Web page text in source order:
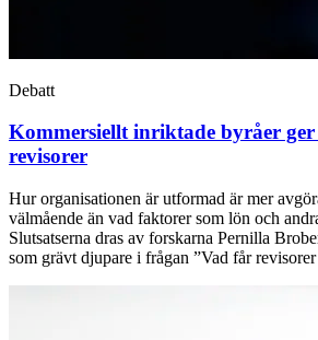
Debatt
Kommersiellt inriktade byråer ger
revisorer
Hur organisationen är utformad är mer
välmående än vad faktorer som lön och
Slutsatserna dras av forskarna Pernilla
som grävt djupare i frågan ”Vad får revisorer